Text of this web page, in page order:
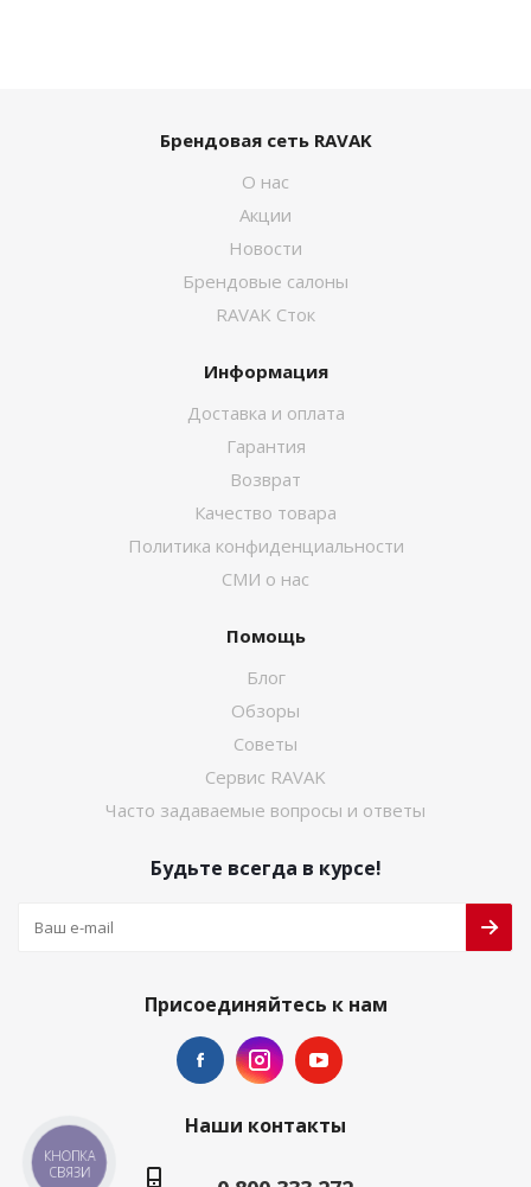
Брендовая сеть RAVAK
О нас
Акции
Новости
Брендовые салоны
RAVAK Сток
Информация
Доставка и оплата
Гарантия
Возврат
Качество товара
Политика конфиденциальности
СМИ о нас
Помощь
Блог
Обзоры
Советы
Сервис RAVAK
Часто задаваемые вопросы и ответы
Будьте всегда в курсе!
Присоединяйтесь к нам
Наши контакты
КНОПКА
СВЯЗИ